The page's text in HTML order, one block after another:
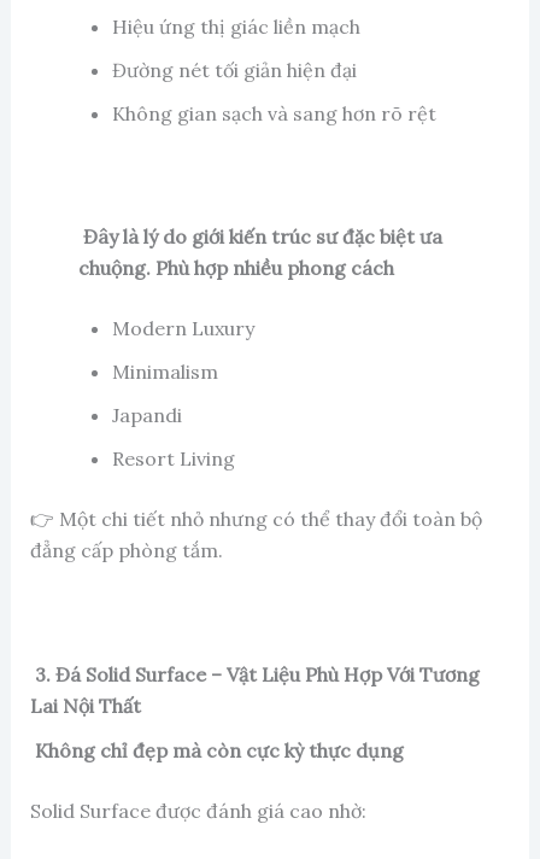
Hiệu ứng thị giác liền mạch
Đường nét tối giản hiện đại
Không gian sạch và sang hơn rõ rệt
Đây là lý do giới kiến trúc sư đặc biệt ưa
chuộng.Phù hợp nhiều phong cách
Modern Luxury
Minimalism
Japandi
Resort Living
👉 Một chi tiết nhỏ nhưng có thể thay đổi toàn bộ
đẳng cấp phòng tắm.
3. Đá Solid Surface – Vật Liệu Phù Hợp Với Tương
Lai Nội Thất
Không chỉ đẹp mà còn cực kỳ thực dụng
Solid Surface được đánh giá cao nhờ: